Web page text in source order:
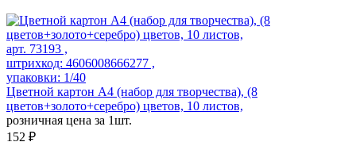
арт. 73193 ,
штрихкод: 4606008666277 ,
упаковки: 1/40
Цветной картон А4 (набор для творчества), (8
цветов+золото+серебро) цветов, 10 листов,
розничная цена за 1шт.
152 ₽